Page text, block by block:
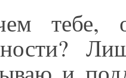
тебе,